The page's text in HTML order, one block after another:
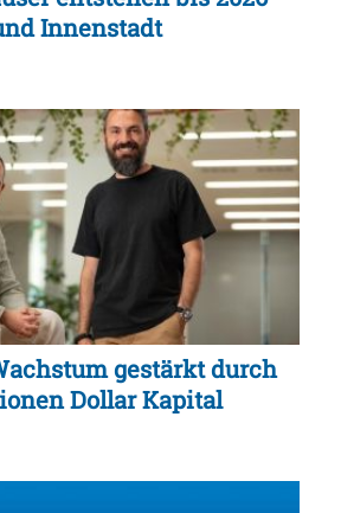
Innenstadt
gestärkt durch
Dollar Kapital